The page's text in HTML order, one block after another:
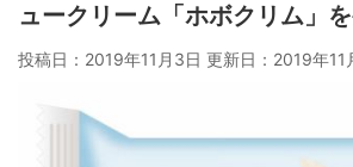
ュークリーム「ホボクリム」を
投稿日：2019年11月3日 更新日： 2019年11